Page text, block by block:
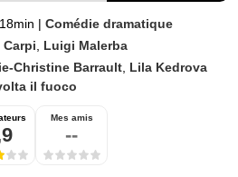
| Comédie dramatique
Carpi
Luigi Malerba
Christine Barrault Lila Kedrova
il fuoco
Mes amis
--